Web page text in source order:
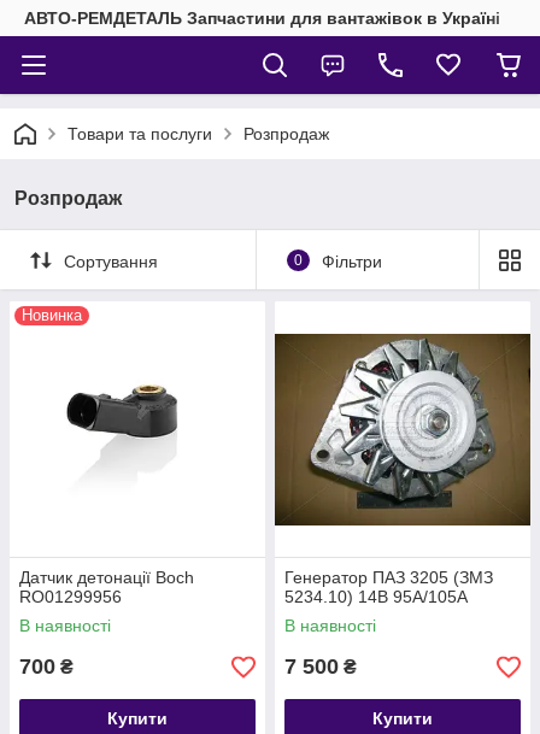
АВТО-РЕМДЕТАЛЬ Запчастини для вантажівок в Україні
Товари та послуги Розпродаж
Розпродаж
Сортування 0 Фільтри
Новинка
Датчик детонації Boch
RO01299956
В наявності
700 ₴
Купити
Генератор ПАЗ 3205 (ЗМЗ
5234.10) 14В 95А/105А
В наявності
7 500 ₴
Купити